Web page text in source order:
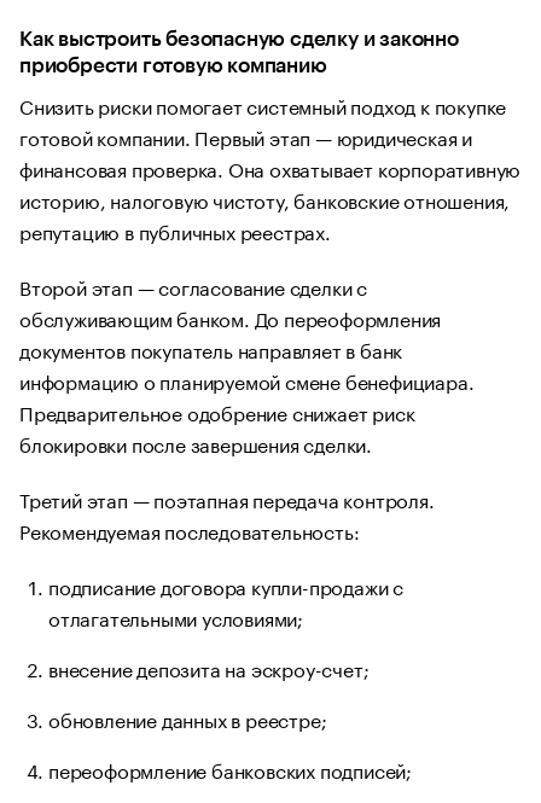
Как выстроить безопасную сделку и законно
приобрести готовую компанию
Снизить риски помогает системный подход к покупке
готовой компании. Первый этап — юридическая и
финансовая проверка. Она охватывает корпоративную
историю, налоговую чистоту, банковские отношения,
репутацию в публичных реестрах.
Второй этап — согласование сделки с
обслуживающим банком. До переоформления
документов покупатель направляет в банк
информацию о планируемой смене бенефициара.
Предварительное одобрение снижает риск
блокировки после завершения сделки.
Третий этап — поэтапная передача контроля.
Рекомендуемая последовательность:
подписание договора купли-продажи с
отлагательными условиями;
внесение депозита на эскроу-счет;
обновление данных в реестре;
переоформление банковских подписей;